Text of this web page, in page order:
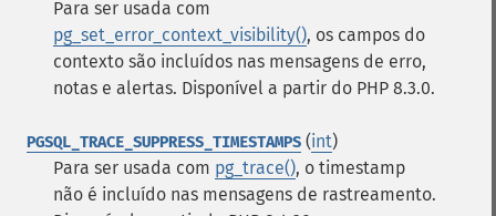
Para ser usada com
pg_set_error_context_visibility(), os campos do
contexto são incluídos nas mensagens de erro,
notas e alertas. Disponível a partir do PHP 8.3.0.
PGSQL_TRACE_SUPPRESS_TIMESTAMPS (int)
Para ser usada com pg_trace(), o timestamp
não é incluído nas mensagens de rastreamento.